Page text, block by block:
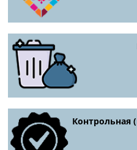
Контрольная